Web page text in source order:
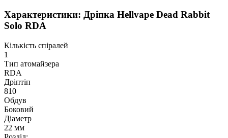
Характеристики: Дріпка Hellvape Dead Rabbit
Solo RDA
Кількість спіралей
1
Тип атомайзера
RDA
Дріптіп
810
Обдув
Боковий
Діаметр
22 мм